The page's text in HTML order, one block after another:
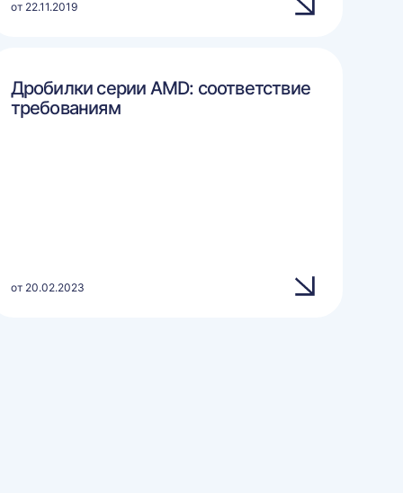
от 22.11.2019
Дробилки серии AMD: соответствие
требованиям
от 20.02.2023